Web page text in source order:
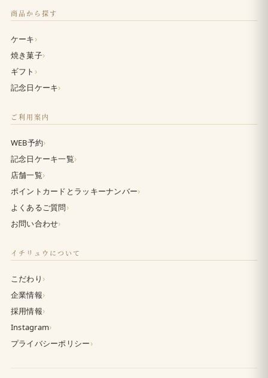
商品から探す
ケーキ›
焼き菓子›
ギフト ›
記念日ケーキ›
ご利用案内
WEB予約›
記念日ケーキ一覧›
店舗一覧›
ポイントカードとラッキーナンバー›
よくあるご質問›
お問い合わせ›
イチリュウについて
こだわり ›
企業情報›
採用情報›
Instagram›
プライバシーポリシー›